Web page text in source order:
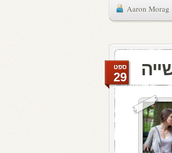
Aaron Morag
ספט
29